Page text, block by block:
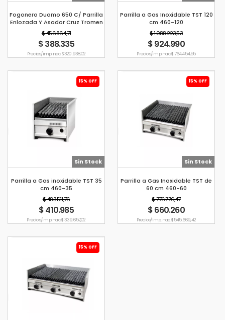
Fogonero Duomo 650 C/ Parrilla
Enlozada Y Asador Cruz Tromen
Negro
$ 456.864,71
$ 388.335
Precio s/imp. nac. $ 320.938,02
Parrilla a Gas Inoxidable TST 120
cm 460-120
$ 1.088.223,53
$ 924.990
Precio s/imp. nac. $ 764.454,55
15% OFF
Sin Stock
Parrilla a Gas inoxidable TST 35
cm 460-35
$ 483.511,76
$ 410.985
Precio s/imp. nac. $ 339.657,02
15% OFF
Sin Stock
Parrilla a Gas Inoxidable TST de
60 cm 460-60
$ 776.776,47
$ 660.260
Precio s/imp. nac. $ 545.669,42
15% OFF